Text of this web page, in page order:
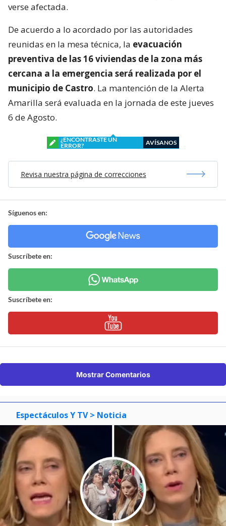
verse afectada.
De acuerdo a lo acordado por las autoridades
reunidas en la mesa técnica, la evacuación
preventiva de las 16 viviendas de la zona más
cercana a la emergencia será realizada por el
municipio de Castro. La mantención de la Alerta
Amarilla será evaluada en la jornada de este jueves
6 de Agosto.
¿ENCONTRASTE UN
ERROR?
AVÍSANOS
Revisa nuestra página de correcciones
Síguenos en:
Suscríbete en:
Suscríbete en:
Mostrar Comentarios
Espectáculos Y TV > Noticia